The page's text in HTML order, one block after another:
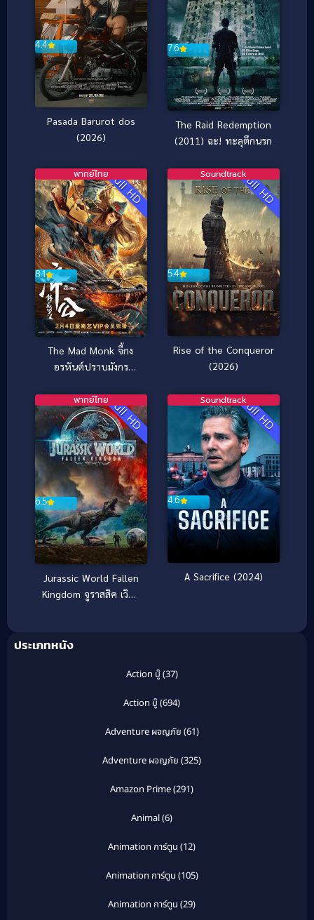
4.4
Pasada Barurot dos
(2026)
7.6
The Raid Redemption
(2011) ฉะ! ทะลุตึกนรก
Full HD
8.1
พากย์ไทย
The Mad Monk จี้กง
อรหันต์ปราบมังกร
Full HD
5.4
Soundtrack
Rise of the Conqueror
(2026)
Full HD
6.5
พากย์ไทย
Jurassic World Fallen
Kingdom จูราสสิค เวิลด์
Full HD
4.6
Soundtrack
A Sacrifice (2024)
ประเภทหนัง
Action บู๊(37)
Action บู๊(694)
Adventure ผจญภัย (61)
Adventure ผจญภัย (325)
Amazon Prime(291)
Animal(6)
Animation การ์ตูน (12)
Animation การ์ตูน (105)
Animation การ์ตูน (29)